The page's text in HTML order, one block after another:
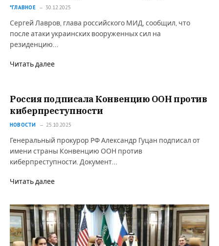
*ГЛАВНОЕ 30.12.2025
Сергей Лавров, глава российского МИД, сообщил, что
после атаки украинских вооруженных сил на
резиденцию…
Читать далее
Россия подписала Конвенцию ООН против
киберпреступности
НОВОСТИ 25.10.2025
Генеральный прокурор РФ Александр Гуцан подписал от
имени страны Конвенцию ООН против
киберпреступности. Документ…
Читать далее